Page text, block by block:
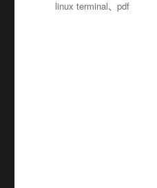
标
linux terminal、pdf